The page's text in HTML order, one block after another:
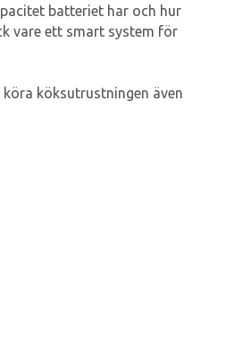
batteriet har och hur
vare ett smart system för
köksutrustningen även